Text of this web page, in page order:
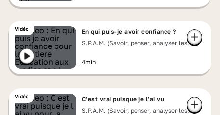
Vidéo
En qui puis-je avoir confiance ?
S.P.A.M. (Savoir, penser, analyser les
4min
Vidéo
C'est vrai puisque je l'ai vu
S.P.A.M. (Savoir, penser, analyser les